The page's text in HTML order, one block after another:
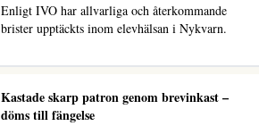
Enligt IVO har allvarliga och återkommande
brister upptäckts inom elevhälsan i Nykvarn.
Kastade skarp patron genom brevinkast –
döms till fängelse